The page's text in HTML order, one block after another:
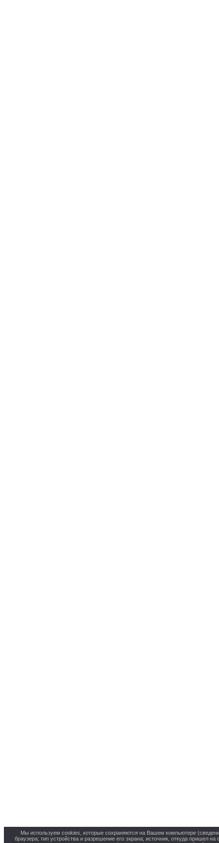
Мы используем cookies, которые сохраняются на Вашем компьютере
браузера; тип устройства и разрешение его экрана; источник, откуда пришел